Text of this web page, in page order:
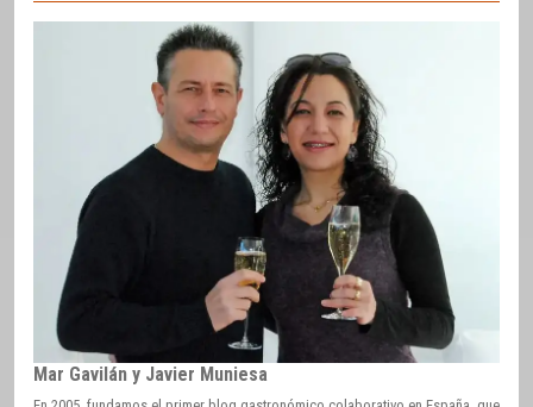
Mar Gavilán y Javier Muniesa